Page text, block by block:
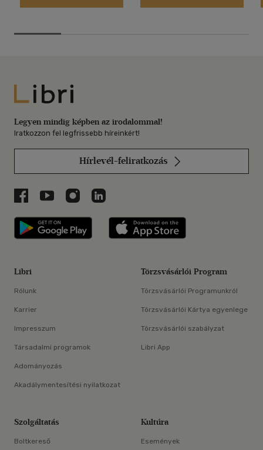
Libri
Legyen mindig képben az irodalommal!
Iratkozzon fel legfrissebb híreinkért!
Hírlevél-feliratkozás
Libri a Facebookon
Libri a Youtube-on
Libri az Instagramon
Libri a LinkedInen
Libri applikáció Szerezd meg: Google
Libri
Rólunk
Karrier
Impresszum
Társadalmi programok
Adományozás
Akadálymentesítési nyilatkozat
Törzsvásárlói Program
Törzsvásárlói Programunkról
Törzsvásárlói Kártya egyenlege
Törzsvásárlói szabályzat
Libri App
Szolgáltatás
Boltkereső
Kultúra
Események